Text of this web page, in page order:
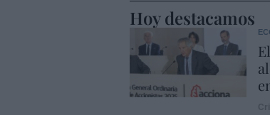
Hoy destacamos